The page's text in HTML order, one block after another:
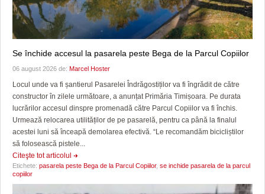
Se închide accesul la pasarela peste Bega de la Parcul Copiilor
06 august 2026 de: Marcel Hoster
Locul unde va fi șantierul Pasarelei Îndrăgostiților va fi îngrădit de către
constructor în zilele următoare, a anunțat Primăria Timișoara. Pe durata
lucrărilor accesul dinspre promenadă către Parcul Copiilor va fi închis.
Urmează relocarea utilităților de pe pasarelă, pentru ca până la finalul
acestei luni să înceapă demolarea efectivă. “Le recomandăm bicicliștilor
să folosească pistele...
Citeşte tot articolul
Etichete: pasarela peste Bega de la Parcul Copiilor, se inchide pasarela de la parcul
copiilor